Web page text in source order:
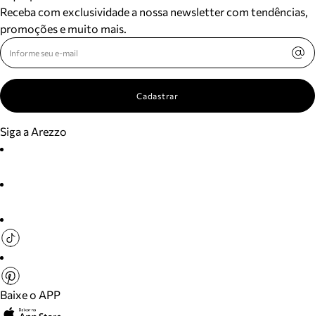
Receba com exclusividade a nossa newsletter com tendências,
promoções e muito mais.
Cadastrar
Siga a Arezzo
Baixe o APP